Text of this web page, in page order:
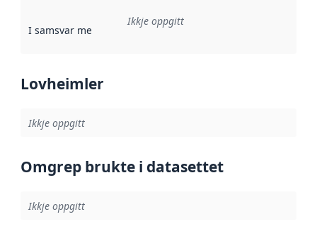
I samsvar med Referanse til ei implementeringsregel eller
Ikkje oppgitt
Lovheimler
Ikkje oppgitt
Omgrep brukte i datasettet
Ikkje oppgitt